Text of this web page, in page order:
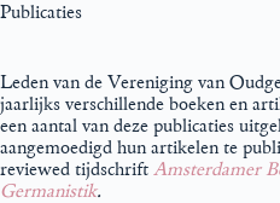
Publicaties
Leden van de Vereniging van
jaarlijks verschillende boeken en
een aantal van deze publicaties
aangemoedigd hun artikelen te
reviewed tijdschrift Amsterdamer
Germanistik.